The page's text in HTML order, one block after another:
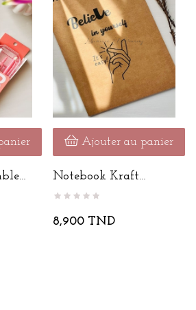
Ajouter au panier
Notebook Kraft
Spirale Avec...
8,900 TND